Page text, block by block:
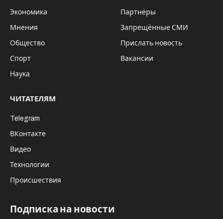
Экономика
Мнения
Общество
Спорт
Наука
Партнёры
Запрещённые СМИ
Прислать новость
Вакансии
ЧИТАТЕЛЯМ
Telegram
ВКонтакте
Видео
Технологии
Происшествия
Подписка на новости